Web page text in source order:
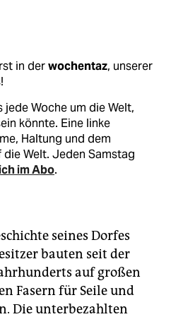
in derwochentaz, unserer
Woche um die Welt,
könnte. Eine linke
Haltung und dem
Welt. Jeden Samstag
im Abo.
seines Dorfes
bauten seit der
auf großen
Fasern für Seile und
Die unterbezahlten